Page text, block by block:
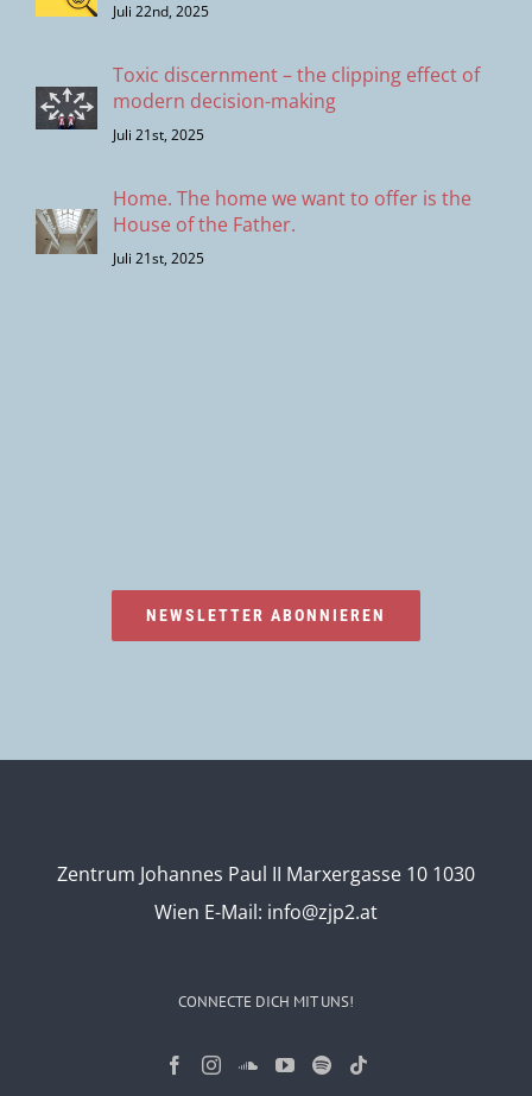
Juli 22nd, 2025
Toxic discernment – the clipping effect of
modern decision-making
Juli 21st, 2025
Home. The home we want to offer is the
House of the Father.
Juli 21st, 2025
NEWSLETTER ABONNIEREN
Zentrum Johannes Paul II Marxergasse 10 1030
Wien E-Mail: info@zjp2.at
CONNECTE DICH MIT UNS!